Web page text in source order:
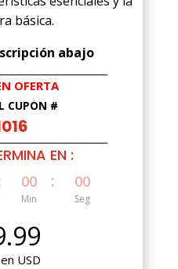
básica.
abajo
OFERTA
CUPÓN #
EN :
00
Min
: 00
Seg
USD